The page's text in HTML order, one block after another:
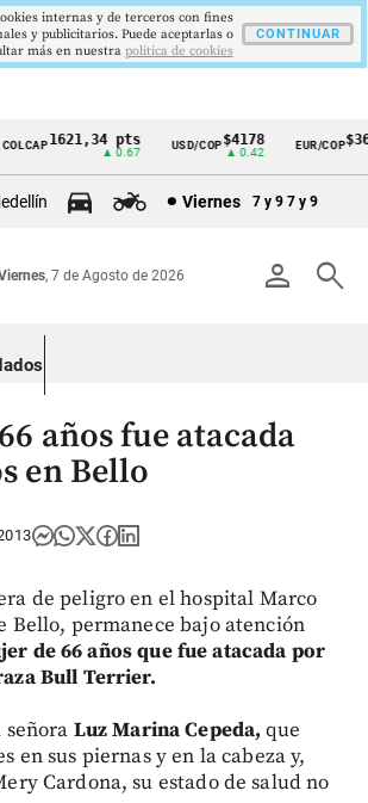
1621,34 pts
▲ 0.67
USD/COP$4178
▲ 0.42
EUR/COP
Viernes 7 y 9 7 y 9
person search
, 7 de Agosto de 2026
años fue atacada
en Bello
de peligro en el hospital Marco
Bello, permanece bajo atención
de 66 años que fue atacada por
Bull Terrier.
Luz Marina Cepeda, que
en sus piernas y en la cabeza y,
Cardona, su estado de salud no
internas y de terceros con fines
y publicitarios. Puede aceptarlas o
más en nuestra politica de cookies
CONTINUAR